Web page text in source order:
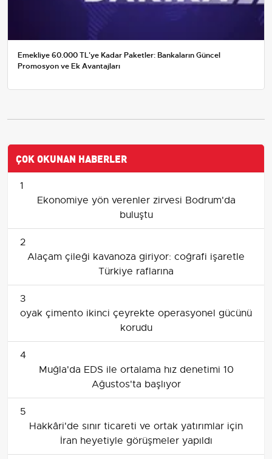
Emekliye 60.000 TL'ye Kadar Paketler: Bankaların Güncel
Promosyon ve Ek Avantajları
ÇOK OKUNAN HABERLER
1
Ekonomiye yön verenler zirvesi Bodrum'da
buluştu
2
Alaçam çileği kavanoza giriyor: coğrafi işaretle
Türkiye raflarına
3
oyak çimento ikinci çeyrekte operasyonel gücünü
korudu
4
Muğla'da EDS ile ortalama hız denetimi 10
Ağustos'ta başlıyor
5
Hakkâri'de sınır ticareti ve ortak yatırımlar için
İran heyetiyle görüşmeler yapıldı